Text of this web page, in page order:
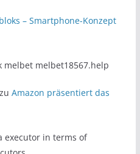
– Smartphone-Konzept
melbet melbet18567.help
zuAmazon präsentiert das
executor in terms of